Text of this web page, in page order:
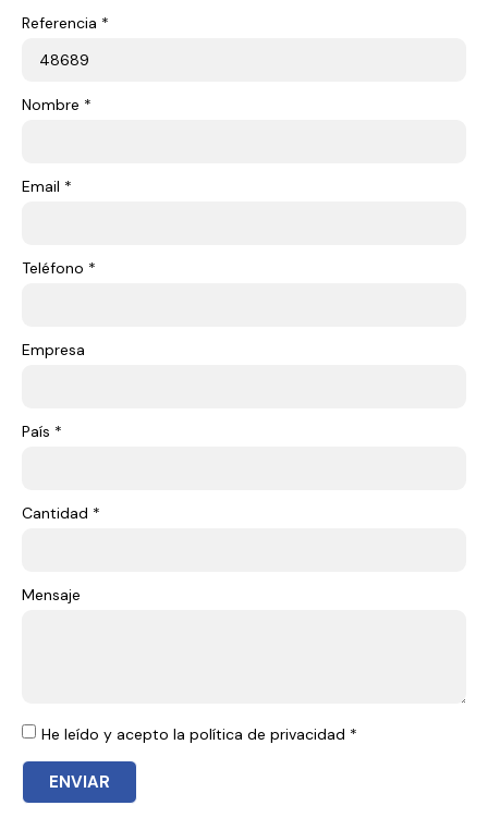
Referencia *
Nombre *
Email *
Teléfono *
Empresa
País *
Cantidad *
Mensaje
He leído y acepto la política de privacidad *
ENVIAR